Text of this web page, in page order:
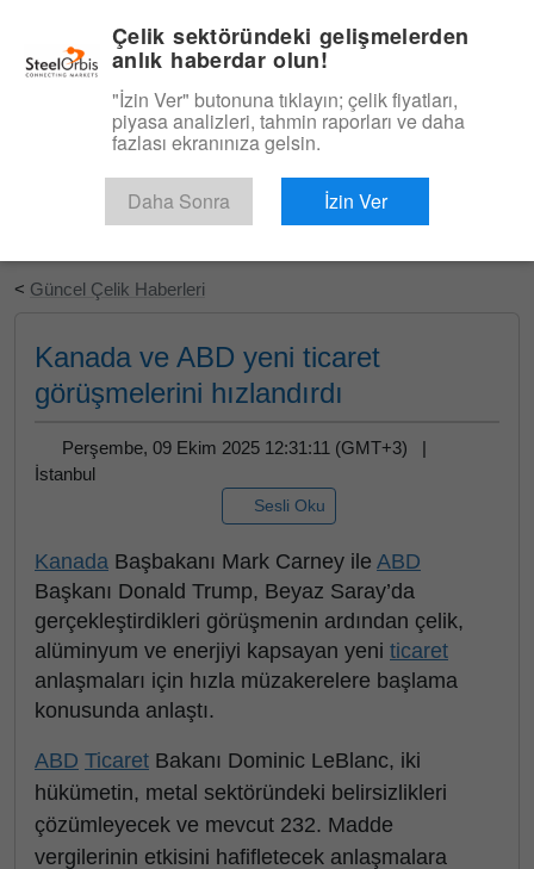
Ücretsiz Deneyin
< Güncel Çelik Haberleri
Kanada ve ABD yeni ticaret
görüşmelerini hızlandırdı
Perşembe, 09 Ekim 2025 12:31:11 (GMT+3) |
İstanbul
Sesli Oku
Kanada Başbakanı Mark Carney ile ABD
Başkanı Donald Trump, Beyaz Saray’da
gerçekleştirdikleri görüşmenin ardından çelik,
alüminyum ve enerjiyi kapsayan yeni ticaret
anlaşmaları için hızla müzakerelere başlama
konusunda anlaştı.
ABD Ticaret Bakanı Dominic LeBlanc, iki
hükümetin, metal sektöründeki belirsizlikleri
çözümleyecek ve mevcut 232. Madde
vergilerinin etkisini hafifletecek anlaşmalara
Çelik sektöründeki gelişmelerden
anlık haberdar olun!
"İzin Ver" butonuna tıklayın; çelik fiyatları,
piyasa analizleri, tahmin raporları ve daha
fazlası ekranınıza gelsin.
Daha Sonra İzin Ver